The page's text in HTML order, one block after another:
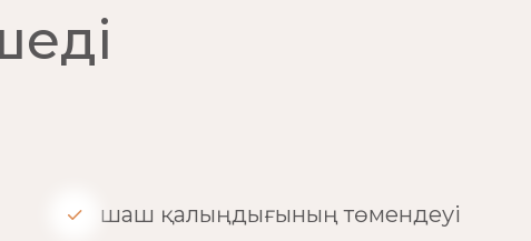
шаш қалыңдығының төмендеуі